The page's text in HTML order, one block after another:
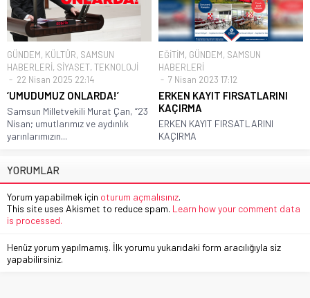
GÜNDEM, KÜLTÜR, SAMSUN
HABERLERİ, SİYASET, TEKNOLOJİ
22 Nisan 2025 22:14
‘UMUDUMUZ ONLARDA!’
Samsun Milletvekili Murat Çan, “23
Nisan; umutlarımız ve aydınlık
yarınlarımızın...
EĞİTİM, GÜNDEM, SAMSUN
HABERLERİ
7 Nisan 2023 17:12
ERKEN KAYIT FIRSATLARINI
KAÇIRMA
ERKEN KAYIT FIRSATLARINI
KAÇIRMA
YORUMLAR
Yorum yapabilmek için oturum açmalısınız.
This site uses Akismet to reduce spam. Learn how your comment data
is processed.
Henüz yorum yapılmamış. İlk yorumu yukarıdaki form aracılığıyla siz
yapabilirsiniz.